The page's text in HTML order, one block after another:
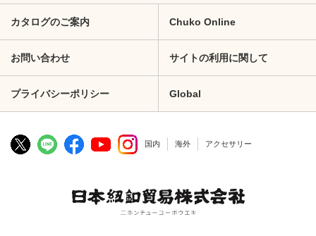
カタログのご案内 Chuko Online
お問い合わせ サイトの利用に関して
プライバシーポリシー Global
国内 海外 アクセサリー